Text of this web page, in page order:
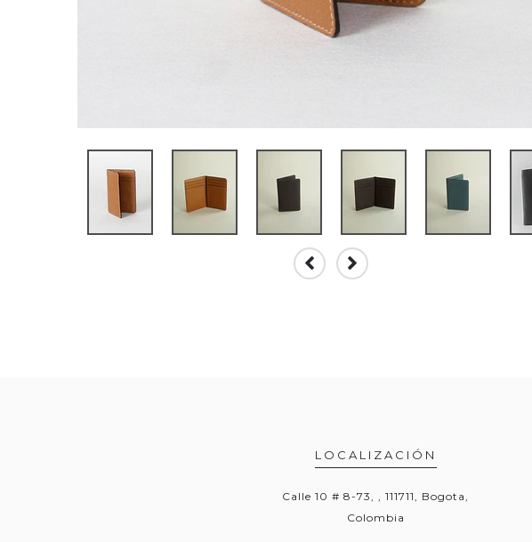
LOCALIZACIÓN
Calle 10 # 8-73, , 111711, Bogota,
Colombia